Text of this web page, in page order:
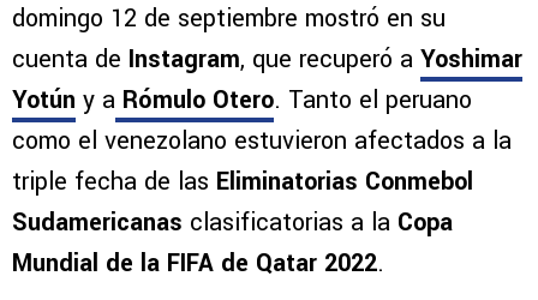
domingo 12 de septiembre mostró en su
cuenta de Instagram, que recuperó a Yoshimar
Yotún y a Rómulo Otero. Tanto el peruano
como el venezolano estuvieron afectados a la
triple fecha de las Eliminatorias Conmebol
Sudamericanas clasificatorias a la Copa
Mundial de la FIFA de Qatar 2022.